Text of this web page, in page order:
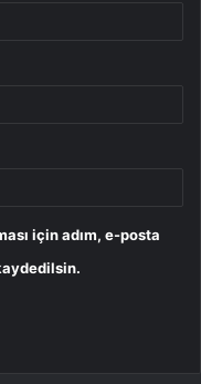
için adım, e-posta